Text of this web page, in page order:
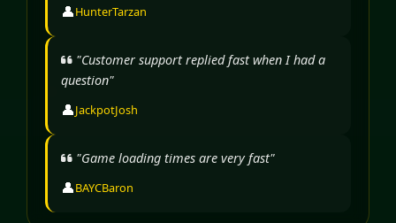
👤HunterTarzan
"Customer support replied fast when I had a
question"
👤JackpotJosh
"Game loading times are very fast"
👤BAYCBaron